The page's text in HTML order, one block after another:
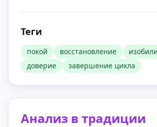
Теги
покой восстановление
доверие
завершение цикла
Анализ в традиции